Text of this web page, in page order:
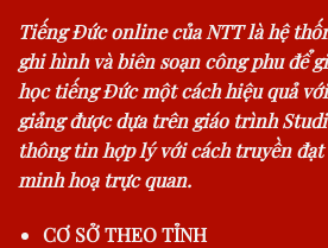
Tiếng Đức online của NTT là hệ
ghi hình và biên soạn công phu để
học tiếng Đức một cách hiệu quả
giảng được dựa trên giáo trình
thông tin hợp lý với cách truyền đạt
minh hoạ trực quan.
CƠ SỞ THEO TỈNH